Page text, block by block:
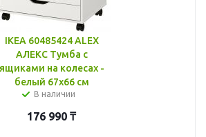
IKEA 60485424 ALEX
АЛЕКС Тумба с
ящиками на колесах -
белый 67x66 см
В наличии
176 990 ₸